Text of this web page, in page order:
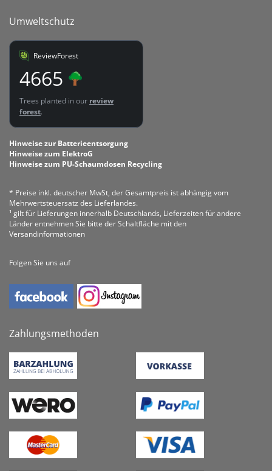
Umweltschutz
ReviewForest
4665
Trees planted in our review
forest.
Hinweise zur Batterieentsorgung
Hinweise zum ElektroG
Hinweise zum PU-Schaumdosen Recycling
* Preise inkl. deutscher MwSt, der Gesamtpreis ist abhängig vom
Mehrwertsteuersatz des Lieferlandes.
¹ gilt für Lieferungen innerhalb Deutschlands, Lieferzeiten für andere
Länder entnehmen Sie bitte der Schaltfläche mit den
Versandinformationen
Folgen Sie uns auf
Zahlungsmethoden